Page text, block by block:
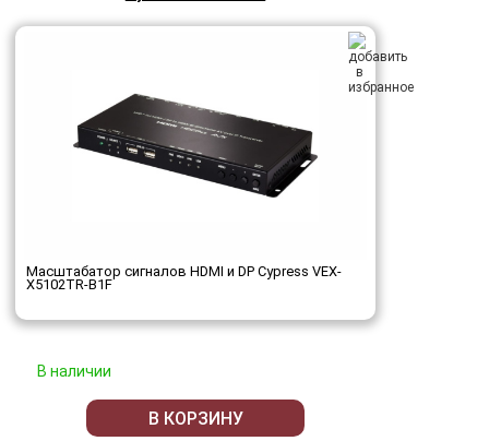
Масштабатор сигналов HDMI и DP Cypress VEX-
X5102TR-B1F
В наличии
В КОРЗИНУ